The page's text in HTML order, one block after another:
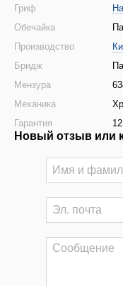
Гриф
Обечайка
Производство
Бридж
Мензура
Механика
Гарантия
Новый отзыв или